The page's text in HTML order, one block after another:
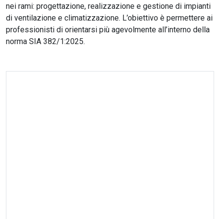
nei rami: progettazione, realizzazione e gestione di impianti
di ventilazione e climatizzazione. L’obiettivo è permettere ai
professionisti di orientarsi più agevolmente all’interno della
norma SIA 382/1:2025.